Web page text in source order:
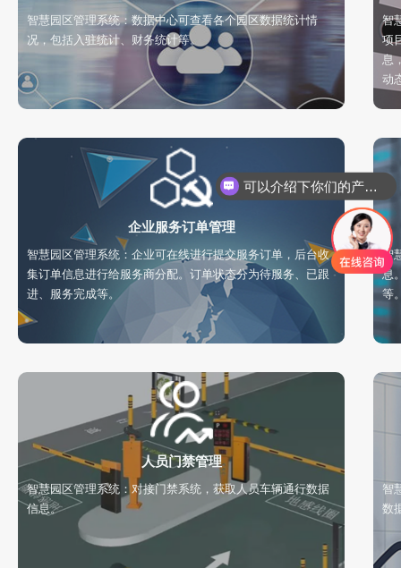
智慧园区管理系统：数据中心可查看各个园区数据统计情
况，包括入驻统计、财务统计等。
智
项
息
动
企业服务订单管理
智慧园区管理系统：企业可在线进行提交服务订单，后台收
集订单信息进行给服务商分配。订单状态分为待服务、已跟
进、服务完成等。
智
息
等
人员门禁管理
智慧园区管理系统：对接门禁系统，获取人员车辆通行数据
信息。
智
数
可以介绍下你们的产品么
你们是怎么收费的呢